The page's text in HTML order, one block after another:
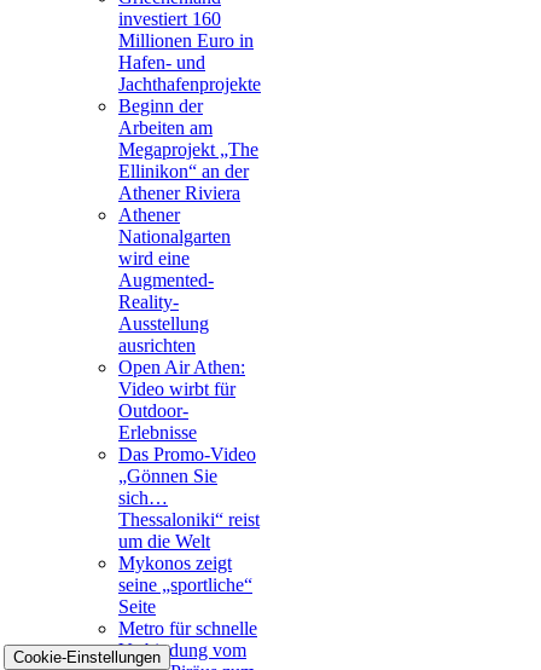
investiert 160
Millionen Euro in
Hafen- und
Jachthafenprojekte
Beginn der
Arbeiten am
Megaprojekt „The
Ellinikon“ an der
Athener Riviera
Athener
Nationalgarten
wird eine
Augmented-
Reality-
Ausstellung
ausrichten
Open Air Athen:
Video wirbt für
Outdoor-
Erlebnisse
Das Promo-Video
„Gönnen Sie
sich…
Thessaloniki“ reist
um die Welt
Mykonos zeigt
seine „sportliche“
Seite
Metro für schnelle
Verbindung vom
Cookie-Einstellungen